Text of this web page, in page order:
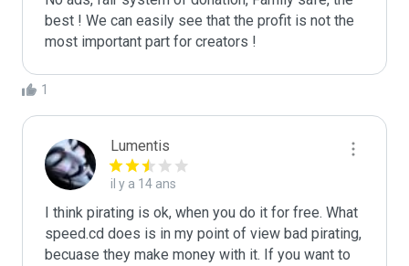
best ! We can easily see that the profit is not the
most important part for creators !
1
Lumentis
il y a 14 ans
I think pirating is ok, when you do it for free. What
speed.cd does is in my point of view bad pirating,
becuase they make money with it. If you want to